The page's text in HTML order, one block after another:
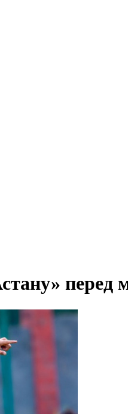
перед